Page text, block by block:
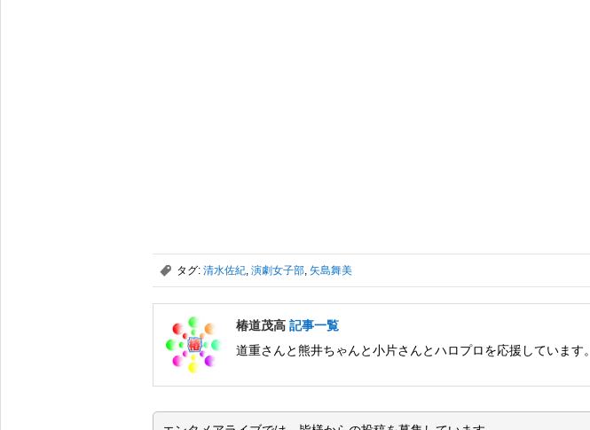
, タグ: 清水佐紀, 演劇女子部, 矢島舞美
椿道茂高 記事一覧
道重さんと熊井ちゃんと小片さんとハロプロを応援しています。